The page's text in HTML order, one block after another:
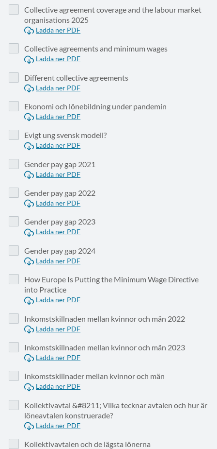
Collective agreement coverage and the labour market
organisations 2025
Ladda ner PDF
Collective agreements and minimum wages
Ladda ner PDF
Different collective agreements
Ladda ner PDF
Ekonomi och lönebildning under pandemin
Ladda ner PDF
Evigt ung svensk modell?
Ladda ner PDF
Gender pay gap 2021
Ladda ner PDF
Gender pay gap 2022
Ladda ner PDF
Gender pay gap 2023
Ladda ner PDF
Gender pay gap 2024
Ladda ner PDF
How Europe Is Putting the Minimum Wage Directive
into Practice
Ladda ner PDF
Inkomstskillnaden mellan kvinnor och män 2022
Ladda ner PDF
Inkomstskillnaden mellan kvinnor och män 2023
Ladda ner PDF
Inkomstskillnader mellan kvinnor och män
Ladda ner PDF
Kollektivavtal &#8211; Vilka tecknar avtalen och hur är
löneavtalen konstruerade?
Ladda ner PDF
Kollektivavtalen och de lägsta lönerna